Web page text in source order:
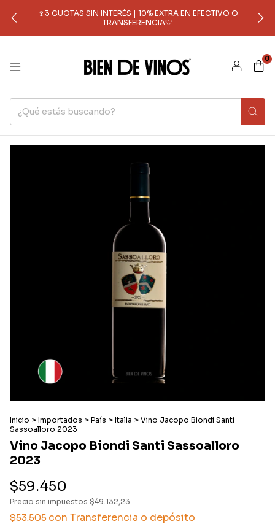
🍷3 CUOTAS SIN INTERÉS | 10% EXTRA EN EFECTIVO O
TRANSFERENCIA🤍
0
Inicio > Importados > País > Italia > Vino Jacopo Biondi Santi
Sassoalloro 2023
Vino Jacopo Biondi Santi Sassoalloro
2023
$59.450
Precio sin impuestos $49.132,23
$53.505 con Transferencia o depósito